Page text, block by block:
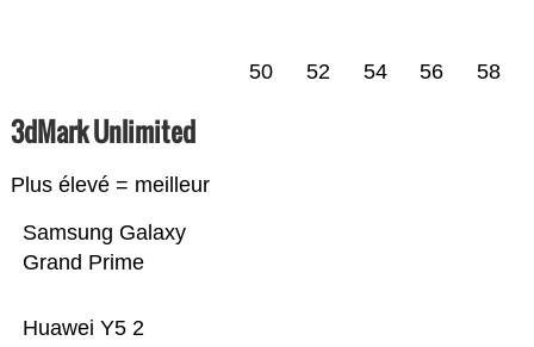
50 52 54 56 58
3dMark Unlimited
Plus élevé = meilleur
Huawei Y5 2
Samsung Galaxy
Grand Prime